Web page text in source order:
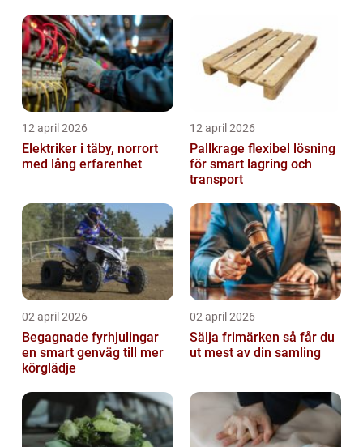
12 april 2026
Elektriker i täby, norrort
med lång erfarenhet
12 april 2026
Pallkrage flexibel lösning
för smart lagring och
transport
02 april 2026
Begagnade fyrhjulingar
en smart genväg till mer
körglädje
02 april 2026
Sälja frimärken så får du
ut mest av din samling